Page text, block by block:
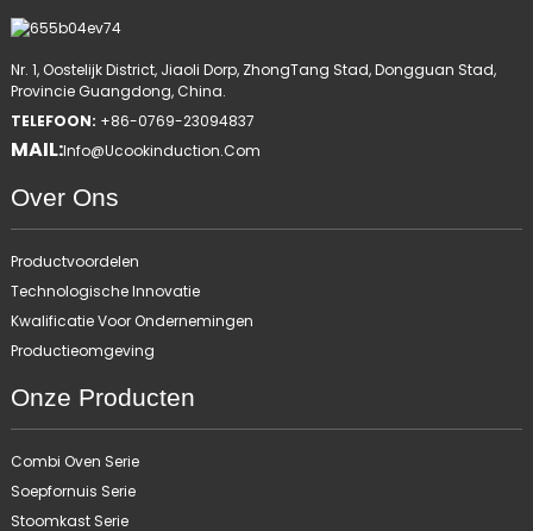
Nr. 1, Oostelijk District, Jiaoli Dorp, ZhongTang Stad, Dongguan Stad,
Provincie Guangdong, China.
TELEFOON: +86-0769-23094837
MAIL:Info@ucookinduction.com
Over Ons
Productvoordelen
Technologische Innovatie
Kwalificatie Voor Ondernemingen
Productieomgeving
Onze Producten
Combi Oven Serie
Soepfornuis Serie
Stoomkast Serie